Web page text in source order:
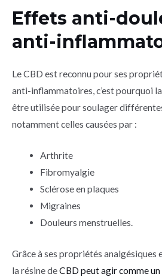
Effets anti-
anti-
Le CBD est reconnu pour ses
anti-inflammatoires, c’est pourquoi
être utilisée pour soulager
notamment celles causées par :
Arthrite
Fibromyalgie
Sclérose en plaques
Migraines
Douleurs menstruelles.
Grâce à ses propriétés
la résine deCBD peut agir comme